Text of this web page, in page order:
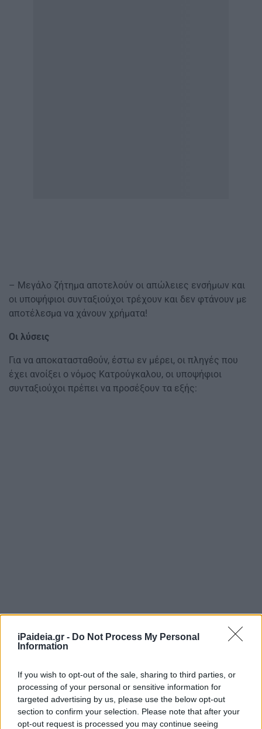
iPaideia.gr - Do Not Process My Personal
Information
If you wish to opt-out of the sale, sharing to third parties, or
processing of your personal or sensitive information for
targeted advertising by us, please use the below opt-out
section to confirm your selection. Please note that after your
opt-out request is processed you may continue seeing
– Μεγάλο ζήτημα αποτελούν οι απώλειες ενσήμων και
οι υποψήφιοι συνταξιούχοι τρέχουν και δεν φτάνουν με
αποτέλεσμα να χάνουν χρήματα!
Οι λύσεις
Για να αποκατασταθούν, έστω εν μέρει, οι πληγές που
έχει ανοίξει ο νόμος Κατρούγκαλου, οι υποψήφιοι
συνταξιούχοι πρέπει να προσέξουν τα εξής: